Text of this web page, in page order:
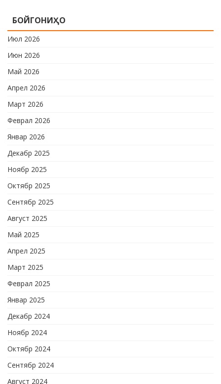
ҷаҳонии футбол бо иштироки 10
БОЙГОНИҲО
Июл 2026
Июн 2026
Май 2026
Апрел 2026
Март 2026
Феврал 2026
Январ 2026
Декабр 2025
Ноябр 2025
Октябр 2025
Сентябр 2025
Август 2025
Май 2025
Апрел 2025
Март 2025
Феврал 2025
Январ 2025
Декабр 2024
Ноябр 2024
Октябр 2024
Сентябр 2024
Август 2024